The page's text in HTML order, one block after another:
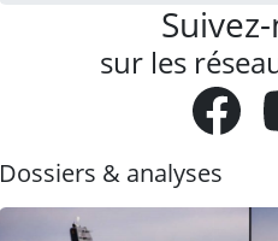
sur les
Dossiers & analyses